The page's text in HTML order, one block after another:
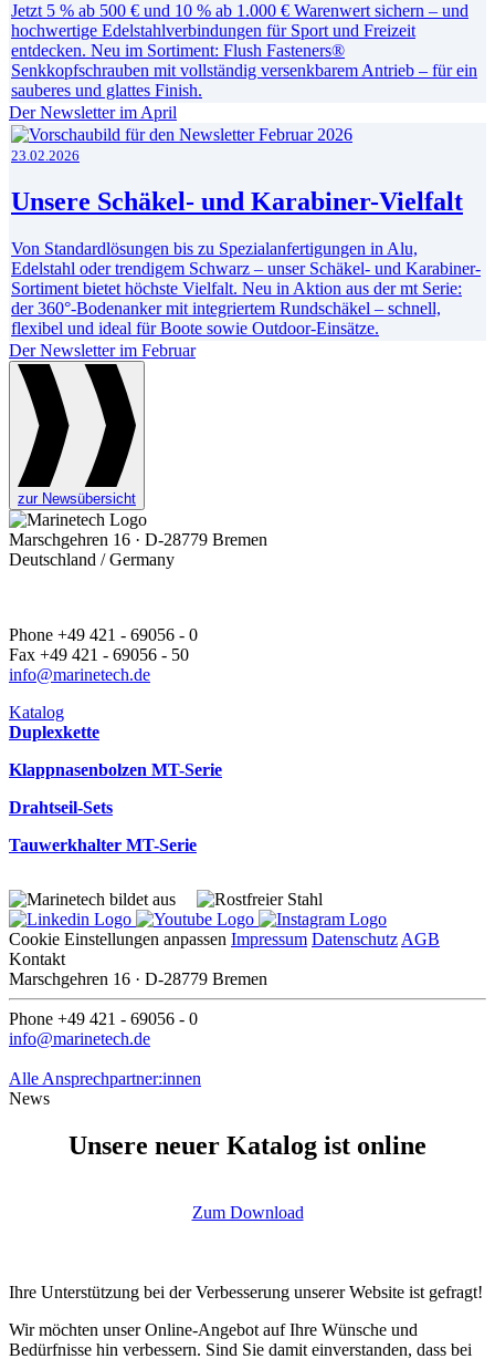
Jetzt 5 % ab 500 € und 10 % ab 1.000 € Warenwert sichern – und
hochwertige Edelstahlverbindungen für Sport und Freizeit
entdecken. Neu im Sortiment: Flush Fasteners®
Senkkopfschrauben mit vollständig versenkbarem Antrieb – für ein
sauberes und glattes Finish.
Der Newsletter im April
23.02.2026
Unsere Schäkel- und Karabiner-Vielfalt
Von Standardlösungen bis zu Spezialanfertigungen in Alu,
Edelstahl oder trendigem Schwarz – unser Schäkel- und Karabiner-
Sortiment bietet höchste Vielfalt. Neu in Aktion aus der mt Serie:
der 360°-Bodenanker mit integriertem Rundschäkel – schnell,
flexibel und ideal für Boote sowie Outdoor-Einsätze.
Der Newsletter im Februar
zur Newsübersicht
Marschgehren 16 · D-28779 Bremen
Deutschland / Germany
Phone +49 421 - 69056 - 0
Fax +49 421 - 69056 - 50
info@marinetech.de
Katalog
Duplexkette
Klappnasenbolzen MT-Serie
Drahtseil-Sets
Tauwerkhalter MT-Serie
Cookie Einstellungen anpassen Impressum Datenschutz AGB
Kontakt
Marschgehren 16 · D-28779 Bremen
Phone +49 421 - 69056 - 0
info@marinetech.de
Alle Ansprechpartner:innen
News
Unsere neuer Katalog ist online
Zum Download
Ihre Unterstützung bei der Verbesserung unserer Website ist gefragt!
Wir möchten unser Online-Angebot auf Ihre Wünsche und
Bedürfnisse hin verbessern. Sind Sie damit einverstanden, dass bei